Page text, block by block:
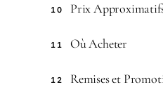
10 Prix
11 Où Acheter
12 Remises et